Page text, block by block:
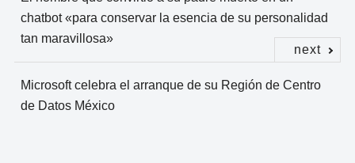
de
entradas
chatbot «para conservar la esencia de su personalidad
tan maravillosa»
next
Microsoft celebra el arranque de su Región de Centro
de Datos México